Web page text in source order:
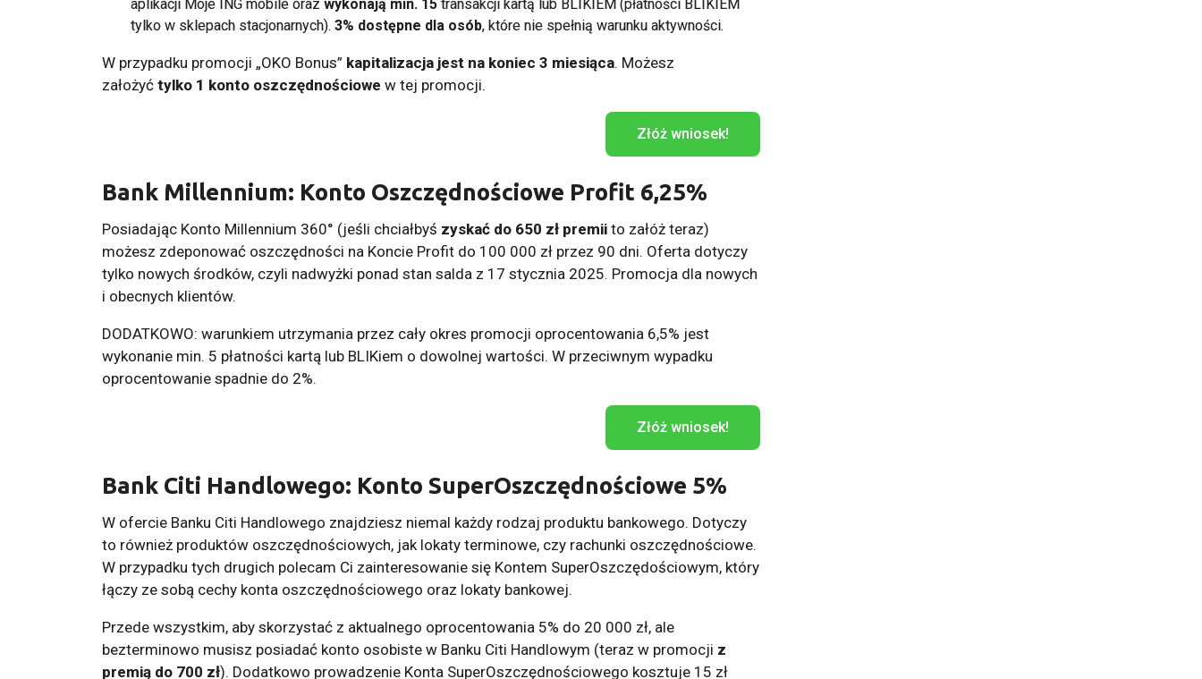
aplikacji Moje ING mobile oraz wykonają min. 15 transakcji kartą lub BLIKIEM (płatności BLIKIEM
tylko w sklepach stacjonarnych). 3% dostępne dla osób, które nie spełnią warunku aktywności.
W przypadku promocji „OKO Bonus” kapitalizacja jest na koniec 3 miesiąca. Możesz
założyć tylko 1 konto oszczędnościowe w tej promocji.
Złóż wniosek!
Bank Millennium: Konto Oszczędnościowe Profit 6,25%
Posiadając Konto Millennium 360° (jeśli chciałbyś zyskać do 650 zł premii to załóż teraz)
możesz zdeponować oszczędności na Koncie Profit do 100 000 zł przez 90 dni. Oferta dotyczy
tylko nowych środków, czyli nadwyżki ponad stan salda z 17 stycznia 2025. Promocja dla nowych
i obecnych klientów.
DODATKOWO: warunkiem utrzymania przez cały okres promocji oprocentowania 6,5% jest
wykonanie min. 5 płatności kartą lub BLIKiem o dowolnej wartości. W przeciwnym wypadku
oprocentowanie spadnie do 2%.
Złóż wniosek!
Bank Citi Handlowego: Konto SuperOszczędnościowe 5%
W ofercie Banku Citi Handlowego znajdziesz niemal każdy rodzaj produktu bankowego. Dotyczy
to również produktów oszczędnościowych, jak lokaty terminowe, czy rachunki oszczędnościowe.
W przypadku tych drugich polecam Ci zainteresowanie się Kontem SuperOszczędościowym, który
łączy ze sobą cechy konta oszczędnościowego oraz lokaty bankowej.
Przede wszystkim, aby skorzystać z aktualnego oprocentowania 5% do 20 000 zł, ale
bezterminowo musisz posiadać konto osobiste w Banku Citi Handlowym (teraz w promocji z
premią do 700 zł). Dodatkowo prowadzenie Konta SuperOszczędnościowego kosztuje 15 zł